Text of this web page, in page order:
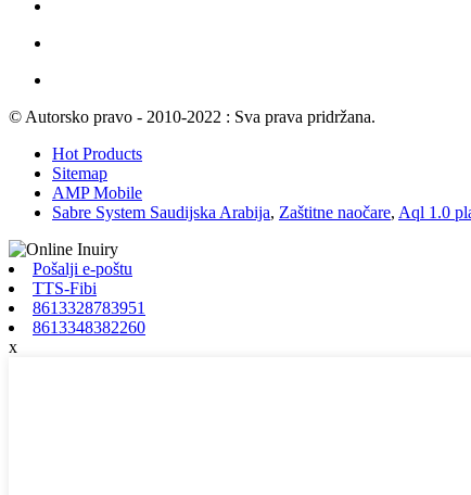
© Autorsko pravo - 2010-2022 : Sva prava pridržana.
Hot Products
Sitemap
AMP Mobile
Sabre System Saudijska Arabija, Zaštitne naočare, Aql 1.0
Pošalji e-poštu
TTS-Fibi
8613328783951
8613348382260
x